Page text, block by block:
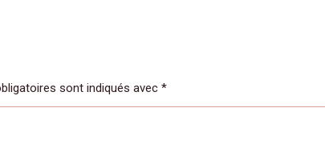
sont indiqués avec *